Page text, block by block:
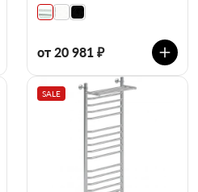
от 20 981 ₽
SALE